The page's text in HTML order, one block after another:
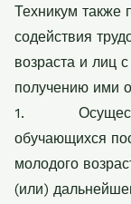
Техникум также
содействия
возраста и лиц
получению ими
1.
обучающихся
молодого
(или)